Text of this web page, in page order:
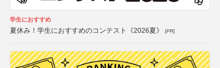
学生におすすめ
夏休み！学生におすすめのコンテスト《2026夏》 [PR]